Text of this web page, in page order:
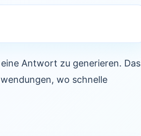
Antwort zu generieren. Das
wo schnelle